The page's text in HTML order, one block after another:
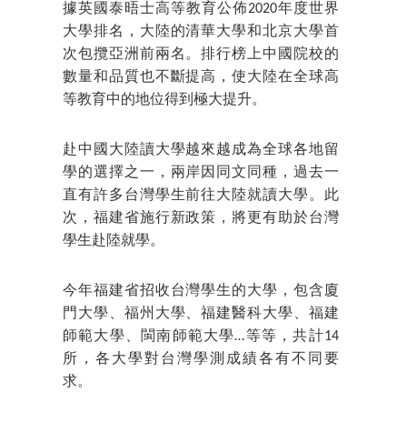
據英國泰晤士高等教育公佈2020年度世界
大學排名，大陸的清華大學和北京大學首
次包攬亞洲前兩名。排行榜上中國院校的
數量和品質也不斷提高，使大陸在全球高
等教育中的地位得到極大提升。
赴中國大陸讀大學越來越成為全球各地留
學的選擇之一，兩岸因同文同種，過去一
直有許多台灣學生前往大陸就讀大學。此
次，福建省施行新政策，將更有助於台灣
學生赴陸就學。
今年福建省招收台灣學生的大學，包含廈
門大學、福州大學、福建醫科大學、福建
師範大學、閩南師範大學…等等，共計14
所，各大學對台灣學測成績各有不同要
求。